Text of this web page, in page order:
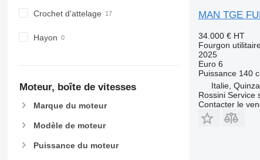
Crochet d'attelage
Hayon
Moteur, boîte de vitesses
Marque du moteur
Modèle de moteur
Puissance du moteur
MAN TGE
34.000 € HT
Fourgon
2025
Euro 6
Puissance 140
Italie,
Rossini Service
Contacter le